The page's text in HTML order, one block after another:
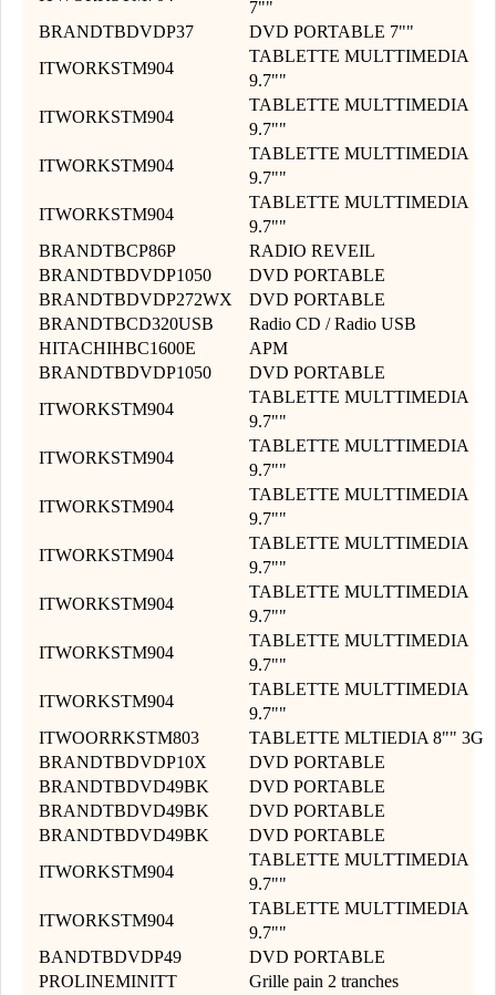
7""
BRANDTBDVDP37
DVD PORTABLE 7""
ITWORKSTM904
TABLETTE MULTTIMEDIA
9.7""
ITWORKSTM904
TABLETTE MULTTIMEDIA
9.7""
ITWORKSTM904
TABLETTE MULTTIMEDIA
9.7""
ITWORKSTM904
TABLETTE MULTTIMEDIA
9.7""
BRANDTBCP86P
RADIO REVEIL
BRANDTBDVDP1050
DVD PORTABLE
BRANDTBDVDP272WX
DVD PORTABLE
BRANDTBCD320USB
Radio CD / Radio USB
HITACHIHBC1600E
APM
BRANDTBDVDP1050
DVD PORTABLE
ITWORKSTM904
TABLETTE MULTTIMEDIA
9.7""
ITWORKSTM904
TABLETTE MULTTIMEDIA
9.7""
ITWORKSTM904
TABLETTE MULTTIMEDIA
9.7""
ITWORKSTM904
TABLETTE MULTTIMEDIA
9.7""
ITWORKSTM904
TABLETTE MULTTIMEDIA
9.7""
ITWORKSTM904
TABLETTE MULTTIMEDIA
9.7""
ITWORKSTM904
TABLETTE MULTTIMEDIA
9.7""
ITWOORRKSTM803
TABLETTE MLTIEDIA 8"" 3G
BRANDTBDVDP10X
DVD PORTABLE
BRANDTBDVD49BK
DVD PORTABLE
BRANDTBDVD49BK
DVD PORTABLE
BRANDTBDVD49BK
DVD PORTABLE
ITWORKSTM904
TABLETTE MULTTIMEDIA
9.7""
ITWORKSTM904
TABLETTE MULTTIMEDIA
9.7""
BANDTBDVDP49
DVD PORTABLE
PROLINEMINITT
Grille pain 2 tranches